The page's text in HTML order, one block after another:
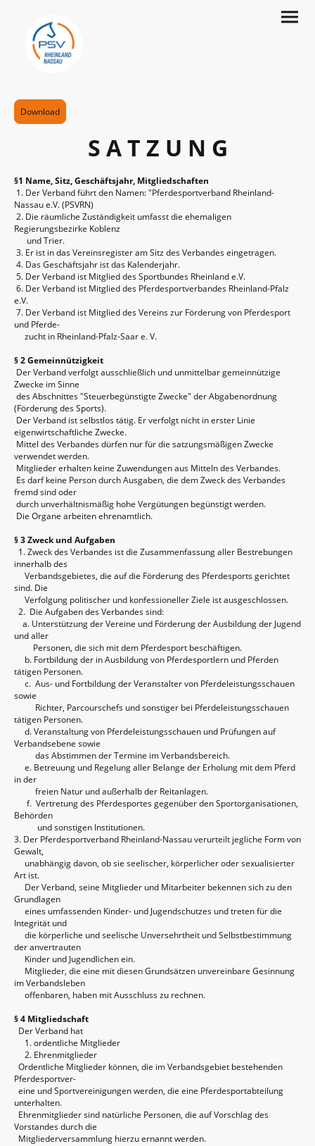
Download
S A T Z U N G
§1 Name, Sitz, Geschäftsjahr, Mitgliedschaften
1. Der Verband führt den Namen: "Pferdesportverband Rheinland-
Nassau e.V. (PSVRN)
2. Die räumliche Zuständigkeit umfasst die ehemaligen
Regierungsbezirke Koblenz
und Trier.
3. Er ist in das Vereinsregister am Sitz des Verbandes eingetragen.
4. Das Geschäftsjahr ist das Kalenderjahr.
5. Der Verband ist Mitglied des Sportbundes Rheinland e.V.
6. Der Verband ist Mitglied des Pferdesportverbandes Rheinland-Pfalz
e.V.
7. Der Verband ist Mitglied des Vereins zur Förderung von Pferdesport
und Pferde-
zucht in Rheinland-Pfalz-Saar e. V.
§ 2 Gemeinnützigkeit
Der Verband verfolgt ausschließlich und unmittelbar gemeinnützige
Zwecke im Sinne
des Abschnittes "Steuerbegünstigte Zwecke" der Abgabenordnung
(Förderung des Sports).
Der Verband ist selbstlos tätig. Er verfolgt nicht in erster Linie
eigenwirtschaftliche Zwecke.
Mittel des Verbandes dürfen nur für die satzungsmäßigen Zwecke
verwendet werden.
Mitglieder erhalten keine Zuwendungen aus Mitteln des Verbandes.
Es darf keine Person durch Ausgaben, die dem Zweck des Verbandes
fremd sind oder
durch unverhältnismäßig hohe Vergütungen begünstigt werden.
Die Organe arbeiten ehrenamtlich.
§ 3 Zweck und Aufgaben
1. Zweck des Verbandes ist die Zusammenfassung aller Bestrebungen
innerhalb des
Verbandsgebietes, die auf die Förderung des Pferdesports gerichtet
sind. Die
Verfolgung politischer und konfessioneller Ziele ist ausgeschlossen.
2. Die Aufgaben des Verbandes sind:
a. Unterstützung der Vereine und Förderung der Ausbildung der Jugend
und aller
Personen, die sich mit dem Pferdesport beschäftigen.
b. Fortbildung der in Ausbildung von Pferdesportlern und Pferden
tätigen Personen.
c. Aus- und Fortbildung der Veranstalter von Pferdeleistungsschauen
sowie
Richter, Parcourschefs und sonstiger bei Pferdeleistungsschauen
tätigen Personen.
d. Veranstaltung von Pferdeleistungsschauen und Prüfungen auf
Verbandsebene sowie
das Abstimmen der Termine im Verbandsbereich.
e. Betreuung und Regelung aller Belange der Erholung mit dem Pferd
in der
freien Natur und außerhalb der Reitanlagen.
f. Vertretung des Pferdesportes gegenüber den Sportorganisationen,
Behörden
und sonstigen Institutionen.
3. Der Pferdesportverband Rheinland-Nassau verurteilt jegliche Form von
Gewalt,
unabhängig davon, ob sie seelischer, körperlicher oder sexualisierter
Art ist.
Der Verband, seine Mitglieder und Mitarbeiter bekennen sich zu den
Grundlagen
eines umfassenden Kinder- und Jugendschutzes und treten für die
Integrität und
die körperliche und seelische Unversehrtheit und Selbstbestimmung
der anvertrauten
Kinder und Jugendlichen ein.
Mitglieder, die eine mit diesen Grundsätzen unvereinbare Gesinnung
im Verbandsleben
offenbaren, haben mit Ausschluss zu rechnen.
§ 4 Mitgliedschaft
Der Verband hat
1. ordentliche Mitglieder
2. Ehrenmitglieder
Ordentliche Mitglieder können, die im Verbandsgebiet bestehenden
Pferdesportver-
eine und Sportvereinigungen werden, die eine Pferdesportabteilung
unterhalten.
Ehrenmitglieder sind natürliche Personen, die auf Vorschlag des
Vorstandes durch die
Mitgliederversammlung hierzu ernannt werden.